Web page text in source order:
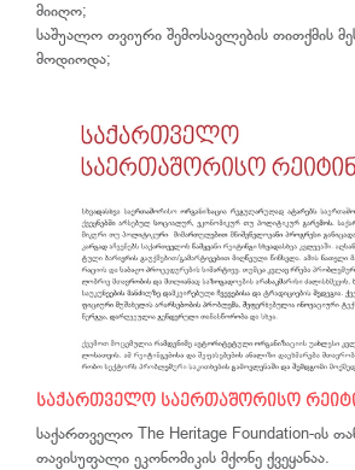
მიიღო;
საშუალო თვიური შემოსავლების თითქმის
მოდიოდა;
საქართველო საერთაშორისო
საქართველო The Heritage Foundation-ის
თავისუფალი ეკონომიკის მქონე ქვეყანაა.